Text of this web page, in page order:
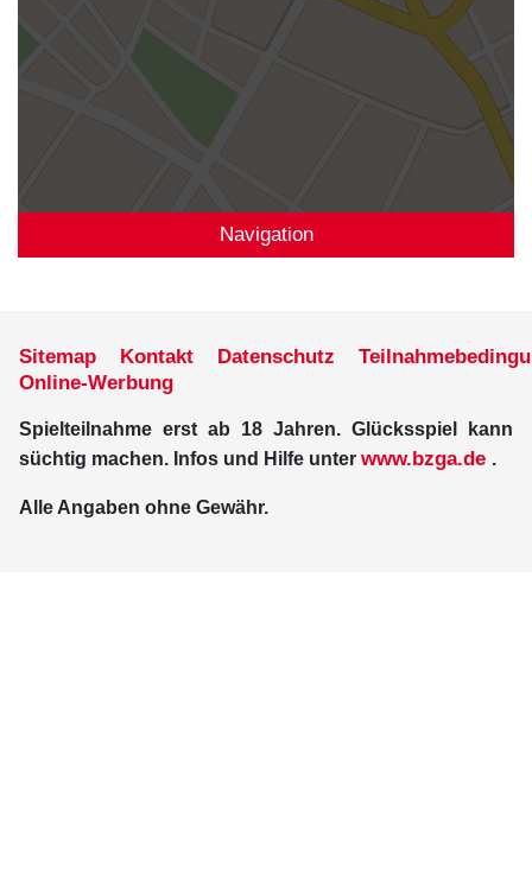
Navigation
Sitemap Kontakt Datenschutz
Online-Werbung
Spielteilnahme erst ab 18 Jahren. Glücksspiel kann
süchtig machen. Infos und Hilfe unter www.bzga.de .
Alle Angaben ohne Gewähr.